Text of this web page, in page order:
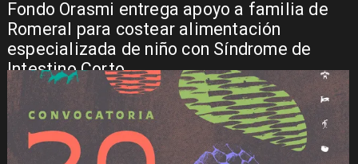
Fondo Orasmi entrega apoyo a familia de
Romeral para costear alimentación
especializada de niño con Síndrome de
Intestino Corto